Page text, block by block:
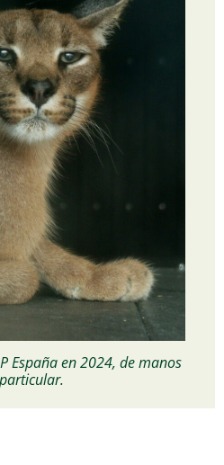
España en 2024, de manos